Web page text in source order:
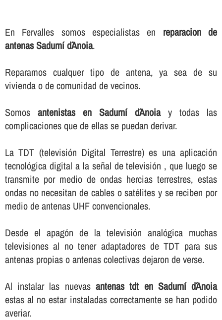
En Fervalles somos especialistas en reparacion de
antenas Sadurní d´Anoia.
Reparamos cualquer tipo de antena, ya sea de su
vivienda o de comunidad de vecinos.
Somos antenistas en Sadurní d´Anoiay todas las
complicaciones que de ellas se puedan derivar.
La TDT (televisión Digital Terrestre) es una aplicación
tecnológica digital a la señal de televisión , que luego se
transmite por medio de ondas hercias terrestres, estas
ondas no necesitan de cables o satélites y se reciben por
medio de antenas UHF convencionales.
Desde el apagón de la televisión analógica muchas
televisiones al no tener adaptadores de TDT para sus
antenas propias o antenas colectivas dejaron de verse.
Al instalar las nuevas antenas tdt en Sadurní d´Anoia
estas al no estar instaladas correctamente se han podido
averiar.